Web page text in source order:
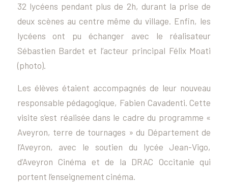
32 lycéens pendant plus de 2h, durant la prise de
deux scènes au centre même du village. Enfin, les
lycéens ont pu échanger avec le réalisateur
Sébastien Bardet et l’acteur principal Félix Moati
(photo).
Les élèves étaient accompagnés de leur nouveau
responsable pédagogique, Fabien Cavadenti. Cette
visite s’est réalisée dans le cadre du programme «
Aveyron, terre de tournages » du Département de
l’Aveyron, avec le soutien du lycée Jean-Vigo,
d’Aveyron Cinéma et de la DRAC Occitanie qui
portent l’enseignement cinéma.